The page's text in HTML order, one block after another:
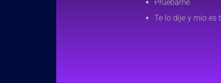
Pruebame
Te lo dije y mio es